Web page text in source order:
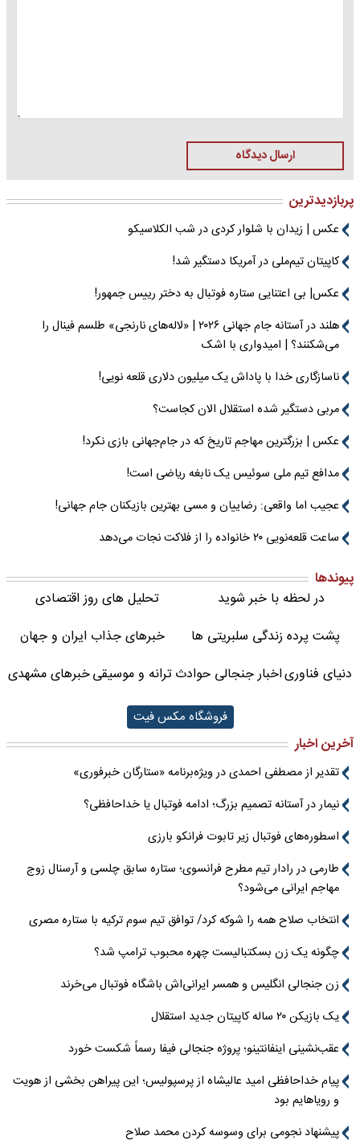
ارسال دیدگاه
پربازدیدترین
عکس | زیدان با شلوار کردی در شب الکلاسیکو
کاپیتان تیم‌ملی در آمریکا دستگیر شد!
عکس| بی اعتنایی ستاره فوتبال به دختر رییس جمهور!
هلند در آستانه جام جهانی ۲۰۲۶ | «لاله‌های نارنجی» طلسم فینال را
می‌شکنند؟ | امیدواری با اشک
ناسازگاری خدا با پاداش یک میلیون دلاری قلعه نویی!
مربی دستگیر شده استقلال الان کجاست؟
عکس | بزرگترین مهاجم تاریخ که در جام‌جهانی بازی نکرد!
مدافع تیم ملی سوئیس یک نابغه ریاضی است!
عجیب اما واقعی: رضاییان و مسی بهترین بازیکنان جام جهانی!
ساعت قلعه‌نویی ۲۰ خانواده را از فلاکت نجات می‌دهد
پیوندها
در لحظه با خبر شوید
تحلیل های روز اقتصادی
پشت پرده زندگی سلبریتی ها
خبرهای جذاب ایران و جهان
دنیای فناوریاخبار جنجالی حوادثترانه و موسیقیخبرهای مشهدی
فروشگاه مکس فیت
آخرین اخبار
تقدیر از مصطفی احمدی در ویژه‌برنامه «ستارگان خبرفوری»
نیمار در آستانه تصمیم بزرگ؛ ادامه فوتبال یا خداحافظی؟
اسطوره‌های فوتبال زیر تابوت فرانکو بارزی
طارمی در رادار تیم مطرح فرانسوی؛ ستاره سابق چلسی و آرسنال زوج
مهاجم ایرانی می‌شود؟
انتخاب صلاح همه را شوکه کرد/ توافق تیم سوم ترکیه با ستاره مصری
چگونه یک زن بسکتبالیست چهره محبوب ترامپ شد؟
زن جنجالی انگلیس و همسر ایرانی‌اش باشگاه فوتبال می‌خرند
یک بازیکن ۲۰ ساله کاپیتان جدید استقلال
عقب‌نشینی اینفانتینو؛ پروژه جنجالی فیفا رسماً شکست خورد
پیام خداحافظی امید عالیشاه از پرسپولیس؛ این پیراهن بخشی از هویت
و رویاهایم بود
پیشنهاد نجومی برای وسوسه کردن محمد صلاح